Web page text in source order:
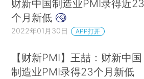
财新中国制造业PMI录得近23
个月新低
2022年01月30日 APP打开
【财新PMI】王喆：财新中国
制造业PMI录得23个月新低